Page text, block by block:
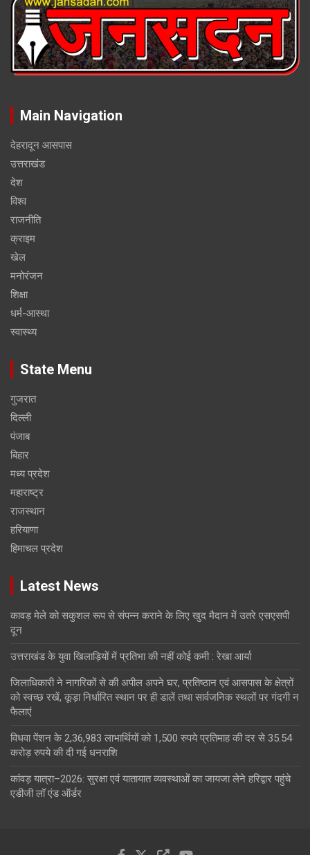
Main Navigation
देहरादून आसपास
उत्तराखंड
देश
विश्व
राजनीति
क्राइम
खेल
मनोरंजन
शिक्षा
धर्म-आस्था
स्वास्थ्य
State Menu
गुजरात
दिल्ली
पंजाब
बिहार
मध्य प्रदेश
महाराष्ट्र
राजस्थान
हरियाणा
हिमाचल प्रदेश
Latest News
कावड़ मेले को सकुशल रूप से संपन्न कराने के लिए खुद मैदान में उतरे एसएसपी
दून
उत्तराखंड के युवा खिलाड़ियों में प्रतिभा की नहीं कोई कमी : रेखा आर्या
जिलाधिकारी ने नागरिकों से की अपील अपने घर, प्रतिष्ठान एवं आसपास के क्षेत्रों
को स्वच्छ रखें, कूड़ा निर्धारित स्थान पर ही डालें तथा सार्वजनिक स्थलों पर गंदगी न
फैलाएं
विधवा पेंशन के 2,36,983 लाभार्थियों को 1,500 रुपये प्रतिमाह की दर से 35.54
करोड़ रुपये की दी गई धनराशि
कांवड़ यात्रा–2026: सुरक्षा एवं यातायात व्यवस्थाओं का जायजा लेने हरिद्वार पहुंचे
एडीजी लॉ एंड ऑर्डर